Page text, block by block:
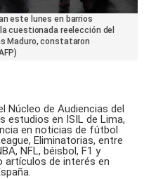
este lunes en barrios
cuestionada reelección del
Maduro, constataron
Núcleo de Audiencias del
estudios en ISIL de Lima,
en noticias de fútbol
Eliminatorias, entre
NFL, béisbol, F1 y
artículos de interés en